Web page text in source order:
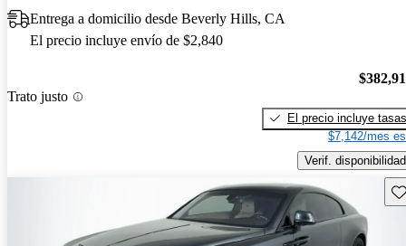
Entrega a domicilio desde Beverly Hills, CA
El precio incluye envío de $2,840
Trato justo
El precio incluye tasas
$7,142/mes
Verif. disponibilidad